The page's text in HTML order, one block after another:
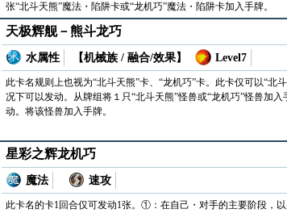
张“北斗天熊”魔法・陷阱卡或“龙机巧”魔法・陷阱卡加入手牌。
天极辉舰－熊斗龙巧
水属性 【机械族 / 融合/效果】 Level7
此卡名规则上也视为“北斗天熊”卡、“龙机巧”卡。此卡仅可以“
况下可以发动。从牌组将１只“北斗天熊”怪兽或“龙机巧”怪兽加
动。将该怪兽加入手牌。
星彩之辉龙机巧
魔法 速攻
此卡名的卡1回合仅可发动1张。①：在自己・对手的主要阶段，